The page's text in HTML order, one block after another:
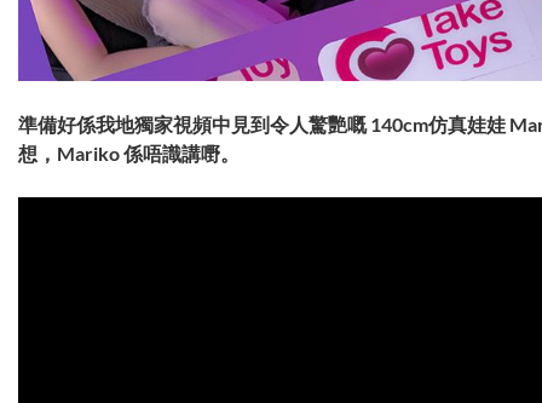
準備好係我地獨家視頻中見到令人驚艷嘅 140cm仿真娃娃
想，Mariko 係唔識講嘢。